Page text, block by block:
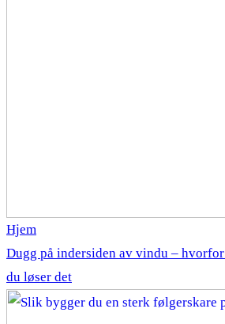
Hjem
Dugg på indersiden av vindu –
du løser det